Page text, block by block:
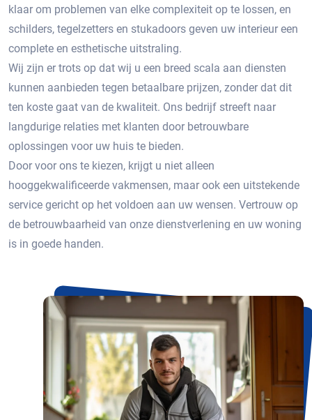
klaar om problemen van elke complexiteit op te lossen, en
schilders, tegelzetters en stukadoors geven uw interieur een
complete en esthetische uitstraling.
Wij zijn er trots op dat wij u een breed scala aan diensten
kunnen aanbieden tegen betaalbare prijzen, zonder dat dit
ten koste gaat van de kwaliteit. Ons bedrijf streeft naar
langdurige relaties met klanten door betrouwbare
oplossingen voor uw huis te bieden.
Door voor ons te kiezen, krijgt u niet alleen
hooggekwalificeerde vakmensen, maar ook een uitstekende
service gericht op het voldoen aan uw wensen. Vertrouw op
de betrouwbaarheid van onze dienstverlening en uw woning
is in goede handen.